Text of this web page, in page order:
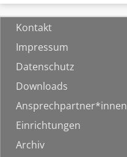
Kontakt
Impressum
Datenschutz
Downloads
Ansprechpartner*innen
Einrichtungen
Archiv